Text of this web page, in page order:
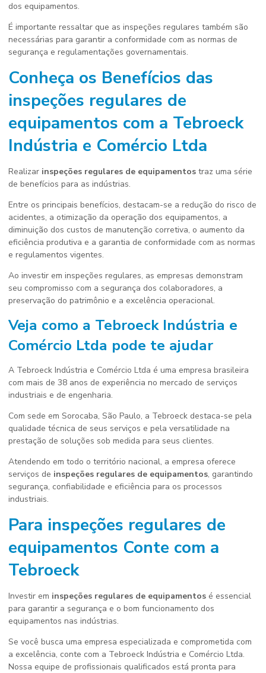
dos equipamentos.
É importante ressaltar que as inspeções regulares também são
necessárias para garantir a conformidade com as normas de
segurança e regulamentações governamentais.
Conheça os Benefícios das
inspeções regulares de
equipamentos com a Tebroeck
Indústria e Comércio Ltda
Realizar inspeções regulares de equipamentos traz uma série
de benefícios para as indústrias.
Entre os principais benefícios, destacam-se a redução do risco de
acidentes, a otimização da operação dos equipamentos, a
diminuição dos custos de manutenção corretiva, o aumento da
eficiência produtiva e a garantia de conformidade com as normas
e regulamentos vigentes.
Ao investir em inspeções regulares, as empresas demonstram
seu compromisso com a segurança dos colaboradores, a
preservação do patrimônio e a excelência operacional.
Veja como a Tebroeck Indústria e
Comércio Ltda pode te ajudar
A Tebroeck Indústria e Comércio Ltda é uma empresa brasileira
com mais de 38 anos de experiência no mercado de serviços
industriais e de engenharia.
Com sede em Sorocaba, São Paulo, a Tebroeck destaca-se pela
qualidade técnica de seus serviços e pela versatilidade na
prestação de soluções sob medida para seus clientes.
Atendendo em todo o território nacional, a empresa oferece
serviços de inspeções regulares de equipamentos, garantindo
segurança, confiabilidade e eficiência para os processos
industriais.
Para inspeções regulares de
equipamentos Conte com a
Tebroeck
Investir em inspeções regulares de equipamentos é essencial
para garantir a segurança e o bom funcionamento dos
equipamentos nas indústrias.
Se você busca uma empresa especializada e comprometida com
a excelência, conte com a Tebroeck Indústria e Comércio Ltda.
Nossa equipe de profissionais qualificados está pronta para